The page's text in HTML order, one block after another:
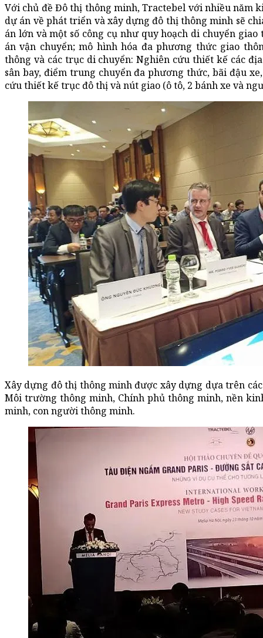
Với chủ đề Đô thị thông minh, Tractebel với nhiều năm
dự án về phát triển và xây dựng đô thị thông minh sẽ
án lớn và một số công cụ như quy hoạch di chuyển
án vận chuyển; mô hình hóa đa phương thức giao
thông và các trục di chuyển: Nghiên cứu thiết kế các
sân bay, điểm trung chuyển đa phương thức, bãi đậu
cứu thiết kế trục đô thị và nút giao (ô tô, 2 bánh xe và
Xây dựng đô thị thông minh được xây dựng dựa trên
Môi trường thông minh, Chính phủ thông minh, nền
minh, con người thông minh.